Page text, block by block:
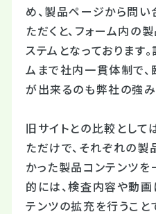
め、製品ページから問
ただくと、フォーム内の
ステムとなっております
ムまで社内一貫体制で
が出来るのも弊社の強み
旧サイトとの比較とし
ただけで、それぞれの
かった製品コンテンツを
的には、検査内容や動
テンツの拡充を行うこと